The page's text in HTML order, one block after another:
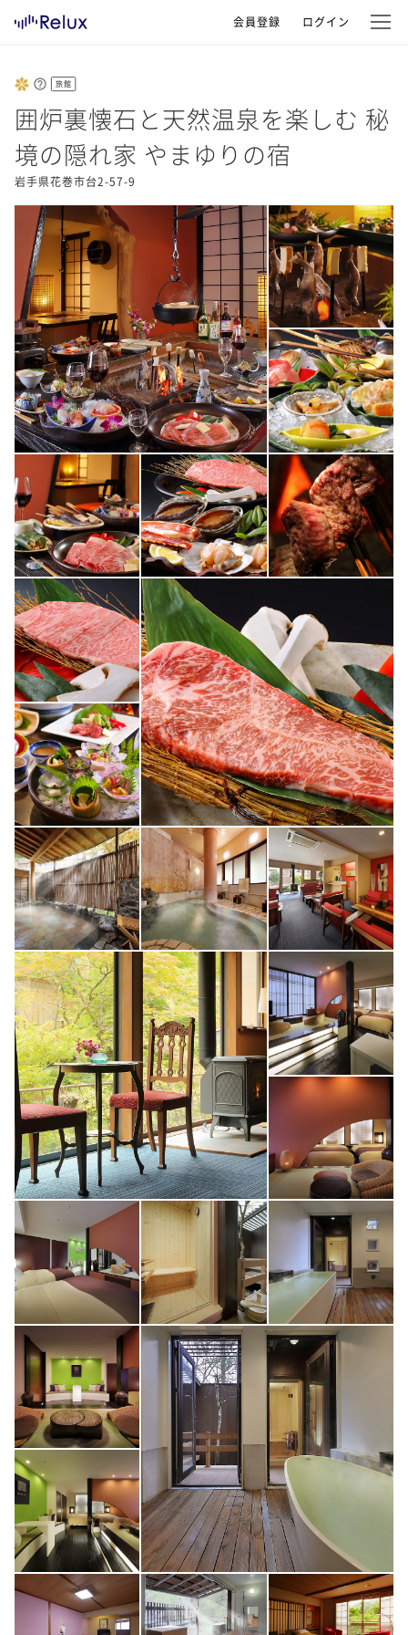
会員登録 ログイン
旅館
囲炉裏懐石と天然温泉を楽しむ 秘
境の隠れ家 やまゆりの宿
岩手県花巻市台2-57-9